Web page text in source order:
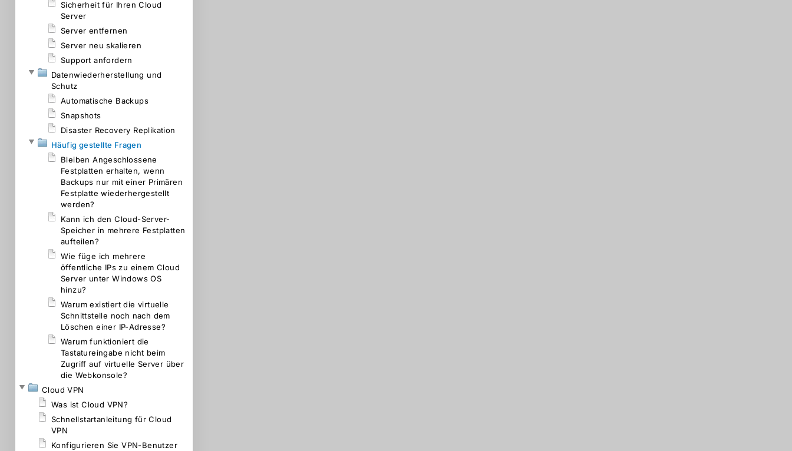
Sicherheit für Ihren Cloud
Server
Server entfernen
Server neu skalieren
Support anfordern
Datenwiederherstellung und
Schutz
Automatische Backups
Snapshots
Disaster Recovery Replikation
Häufig gestellte Fragen
Bleiben Angeschlossene
Festplatten erhalten, wenn
Backups nur mit einer Primären
Festplatte wiederhergestellt
werden?
Kann ich den Cloud-Server-
Speicher in mehrere Festplatten
aufteilen?
Wie füge ich mehrere
öffentliche IPs zu einem Cloud
Server unter Windows OS
hinzu?
Warum existiert die virtuelle
Schnittstelle noch nach dem
Löschen einer IP-Adresse?
Warum funktioniert die
Tastatureingabe nicht beim
Zugriff auf virtuelle Server über
die Webkonsole?
Cloud VPN
Was ist Cloud VPN?
Schnellstartanleitung für Cloud
VPN
Konfigurieren Sie VPN-Benutzer